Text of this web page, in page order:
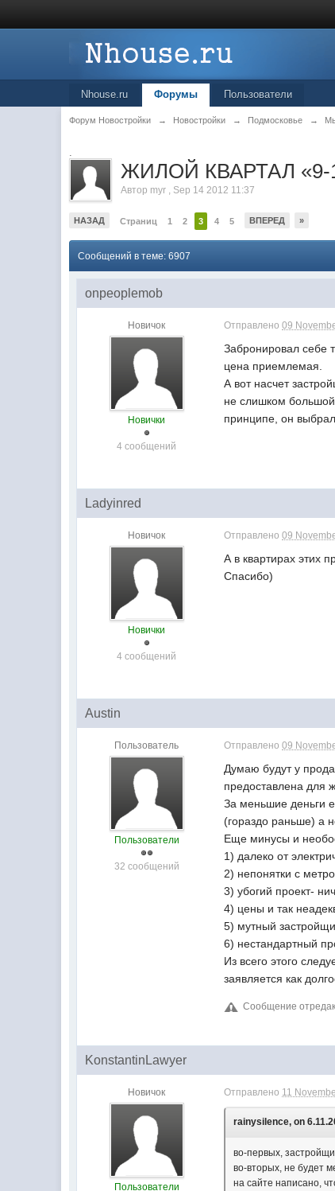
Nhouse.ru Форумы Пользователи
Форум Новостройки → Новостройки → Подмосковье →
.
ЖИЛОЙ КВАРТАЛ «9-
Автор myr , Sep 14 2012 11:37
НАЗАД Страниц 1 2 3 4 5 ВПЕРЕД »
Сообщений в теме: 6907
onpeoplemob
Новичок
Новички
4 сообщений
Отправлено09
Забронировал себе
цена приемлемая.
А вот насчет
не слишком большой
принципе, он
Ladyinred
Новичок
Новички
4 сообщений
Отправлено09
А в квартирах этих
Спасибо)
Austin
Пользователь
Пользователи
32 сообщений
Отправлено09
Думаю будут у
предоставлена для
За меньшие деньги
(гораздо раньше) а
Еще минусы и
1) далеко от
2) непонятки с метро
3) убогий проект-
4) цены и так
5) мутный
6) нестандартный
Из всего этого
заявляется как
Сообщение
KonstantinLawyer
Новичок
Пользователи
Отправлено 11
rainysilence, on
во-первых,
во-вторых, не будет
на сайте написано,